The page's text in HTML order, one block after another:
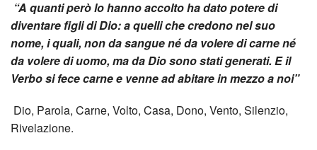
“A quanti però lo hanno accolto ha dato potere di
diventare figli di Dio: a quelli che credono nel suo
nome, i quali, non da sangue né da volere di carne né
da volere di uomo, ma da Dio sono stati generati. E il
Verbo si fece carne e venne ad abitare in mezzo a noi”
Dio, Parola, Carne, Volto, Casa, Dono, Vento, Silenzio,
Rivelazione.